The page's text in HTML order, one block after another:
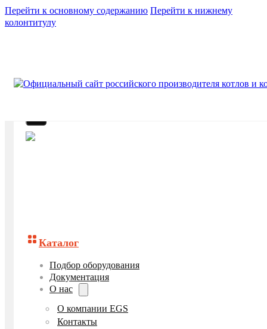
Перейти к основному содержанию Перейти к нижнему
колонтитулу
Каталог
Подбор оборудования
Документация
О нас
О компании EGS
Контакты